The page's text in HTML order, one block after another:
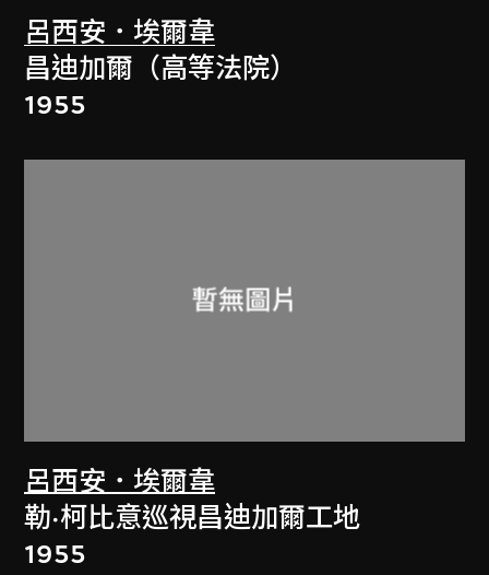
呂西安．埃爾韋
昌迪加爾（高等法院）
1955
呂西安．埃爾韋
勒·柯比意巡視昌迪加爾工地
1955